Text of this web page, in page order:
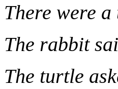
There were
The rabbit
The turtle